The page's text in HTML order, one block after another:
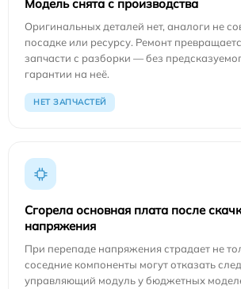
Модель снята с производства
Оригинальных деталей нет, аналоги не
посадке или ресурсу. Ремонт
запчасти с разборки — без
гарантии на неё.
НЕТ ЗАПЧАСТЕЙ
Сгорела основная плата после
напряжения
При перепаде напряжения страдает не
соседние компоненты могут отказать
управляющий модуль у бюджетных